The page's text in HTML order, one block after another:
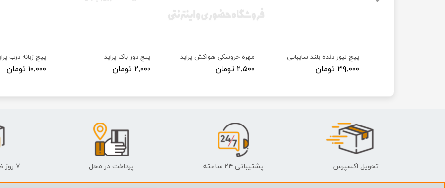
پیچ زبانه درب
۱۰,۰۰۰ تومان
پیچ دور باک پراید
۲,۰۰۰ تومان
مهره خروسکی هواکش پراید
۲,۵۰۰ تومان
پیچ لیور دنده بلند سایپایی
۳۹,۰۰۰ تومان
تحویل اکسپرس پشتیبانی ۲۴ ساعته پرداخت در محل ۷ روز ضمانت بازگشت